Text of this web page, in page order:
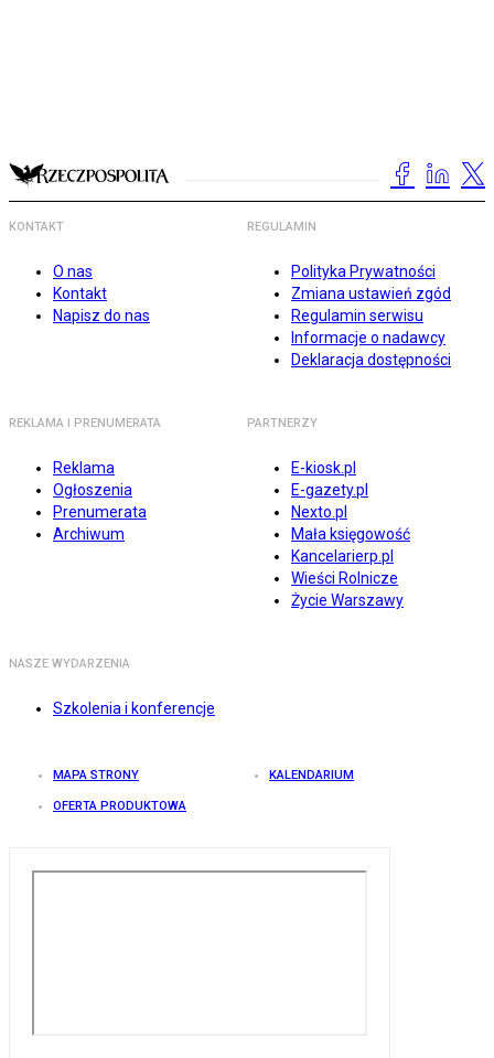
KONTAKT
O nas
Kontakt
Napisz do nas
REGULAMIN
Polityka Prywatności
Zmiana ustawień zgód
Regulamin serwisu
Informacje o nadawcy
Deklaracja dostępności
REKLAMA I PRENUMERATA
Reklama
Ogłoszenia
Prenumerata
Archiwum
PARTNERZY
E-kiosk.pl
E-gazety.pl
Nexto.pl
Mała księgowość
Kancelarierp.pl
Wieści Rolnicze
Życie Warszawy
NASZE WYDARZENIA
Szkolenia i konferencje
MAPA STRONY KALENDARIUM
OFERTA PRODUKTOWA